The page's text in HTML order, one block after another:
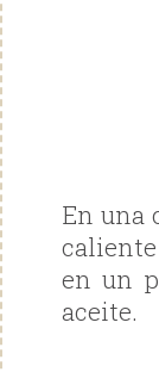
En una
en un
aceite.